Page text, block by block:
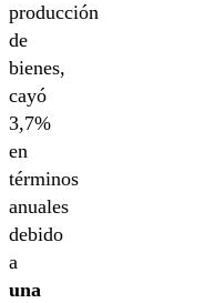
producción
de
bienes,
cayó
3,7%
en
términos
anuales
debido
a
una